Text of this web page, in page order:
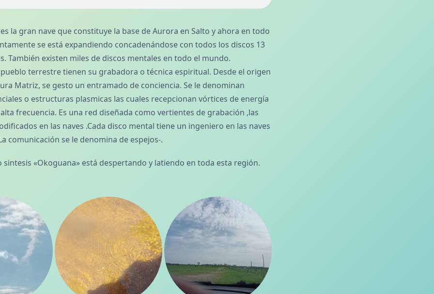
la gran nave que constituye la base de Aurora en Salto y ahora en todo
se está expandiendo concadenándose con todos los discos 13
También existen miles de discos mentales en todo el mundo.
terrestre tienen su grabadora o técnica espiritual. Desde el origen
Matriz, se gesto un entramado de conciencia. Se le denominan
o estructuras plasmicas las cuales recepcionan vórtices de energía
frecuencia. Es una red diseñada como vertientes de grabación ,las
en las naves .Cada disco mental tiene un ingeniero en las naves
comunicación se le denomina de espejos-.
sintesis «Okoguana» está despertando y latiendo en toda esta región.